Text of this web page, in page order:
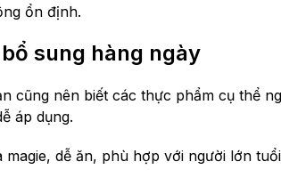
ổn định.
sung hàng ngày
cũng nên biết các thực phẩm cụ thể
áp dụng.
magie, dễ ăn, phù hợp với người lớn